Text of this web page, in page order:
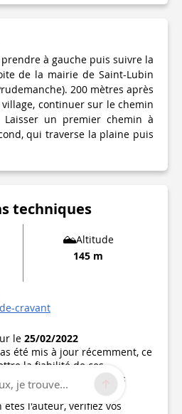
à gauche puis suivre la
de la mairie de Saint-Lubin
200 mètres après
continuer sur le chemin
un premier chemin à
qui traverse la plaine puis
techniques
Altitude
145 m
cravant
le 25/02/2022
été mis à jour récemment, ce
la fiabilité de ces
recommandons de vous
toutes les précautions
êtes l'auteur, vérifiez vos
je trouve...